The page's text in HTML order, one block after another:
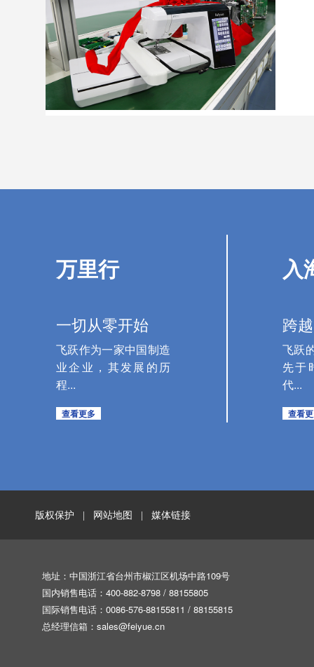
万里行
一切从零开始
飞跃作为一家中国制造
业企业，其发展的历
程...
查看更多
入
跨
飞跃
先于
代...
查看
版权保护 网站地图 媒体链接
地址：中国浙江省台州市椒江区机场中路109号
国内销售电话：400-882-8798 / 88155805
国际销售电话：0086-576-88155811 / 88155815
总经理信箱： sales@feiyue.cn